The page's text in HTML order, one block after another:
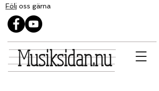
Följ oss gärna
Musiksidan.nu